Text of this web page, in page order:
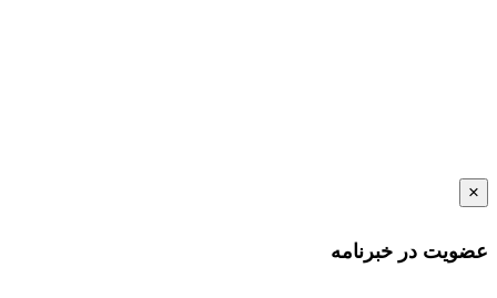
×
عضویت در خبرنامه